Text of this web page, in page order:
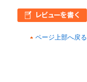
ページ上部へ戻る